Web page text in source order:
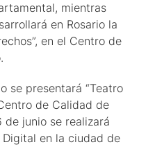
mientras
en Rosario la
en el Centro de
se presentará “Teatro
de Calidad de
de junio se realizará
en la ciudad de